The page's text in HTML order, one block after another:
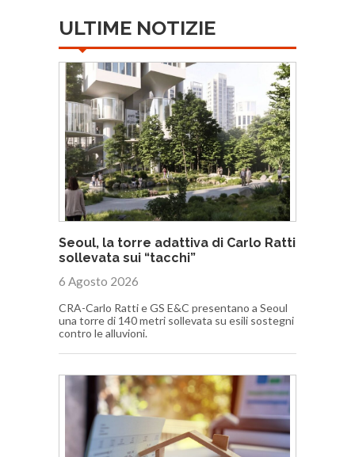
ULTIME NOTIZIE
Seoul, la torre adattiva di Carlo Ratti
sollevata sui “tacchi”
6 Agosto 2026
CRA-Carlo Ratti e GS E&C presentano a Seoul
una torre di 140 metri sollevata su esili sostegni
contro le alluvioni.